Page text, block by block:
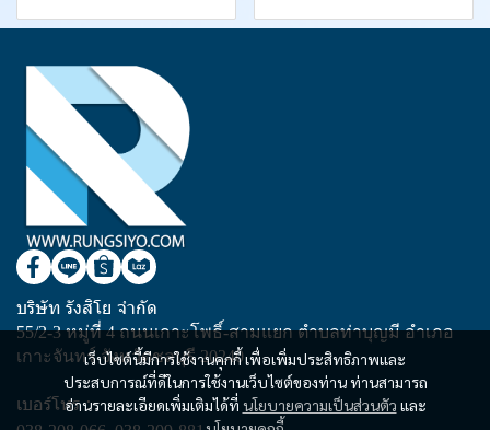
เว็บไซต์นี้มีการใช้งานคุกกี้ เพื่อเพิ่มประสิทธิภาพและ
ประสบการณ์ที่ดีในการใช้งานเว็บไซต์ของท่าน ท่านสามารถ
อ่านรายละเอียดเพิ่มเติมได้ที่ นโยบายความเป็นส่วนตัว และ
บริษัท รังสิโย จำกัด
55/2-3 หมู่ที่ 4 ถนนเกาะโพธิ์-สามแยก ตำบลท่าบุญมี อำเภอ
เกาะจันทร์ จังหวัดชลบุรี 20240
เบอร์โทร :